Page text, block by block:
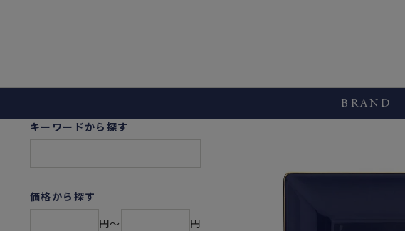
BRAND
キーワードから探す
価格から探す
円〜
円